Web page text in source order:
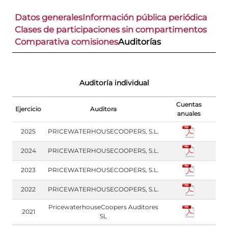
Datos generalesInformación pública periódica
Clases de participaciones sin compartimentos
Comparativa comisionesAuditorías
Auditoría individual
Ejercicio Auditora
Cuentas
anuales
2025 PRICEWATERHOUSECOOPERS, S.L.
2024 PRICEWATERHOUSECOOPERS, S.L.
2023 PRICEWATERHOUSECOOPERS, S.L.
2022 PRICEWATERHOUSECOOPERS, S.L.
2021
PricewaterhouseCoopers Auditores
SL